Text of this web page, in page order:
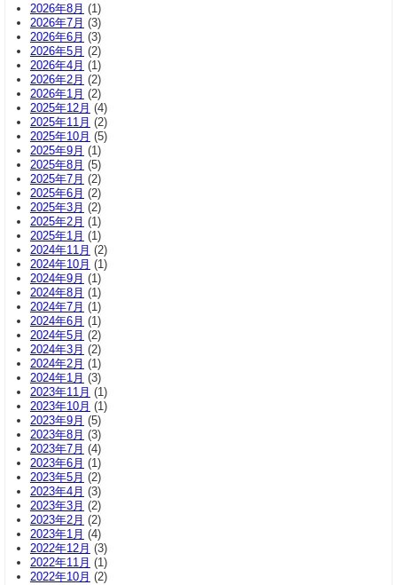
2026年8月 (1)
2026年7月 (3)
2026年6月 (3)
2026年5月 (2)
2026年4月 (1)
2026年2月 (2)
2026年1月 (2)
2025年12月 (4)
2025年11月 (2)
2025年10月 (5)
2025年9月 (1)
2025年8月 (5)
2025年7月 (2)
2025年6月 (2)
2025年3月 (2)
2025年2月 (1)
2025年1月 (1)
2024年11月 (2)
2024年10月 (1)
2024年9月 (1)
2024年8月 (1)
2024年7月 (1)
2024年6月 (1)
2024年5月 (2)
2024年3月 (2)
2024年2月 (1)
2024年1月 (3)
2023年11月 (1)
2023年10月 (1)
2023年9月 (5)
2023年8月 (3)
2023年7月 (4)
2023年6月 (1)
2023年5月 (2)
2023年4月 (3)
2023年3月 (2)
2023年2月 (2)
2023年1月 (4)
2022年12月 (3)
2022年11月 (1)
2022年10月 (2)